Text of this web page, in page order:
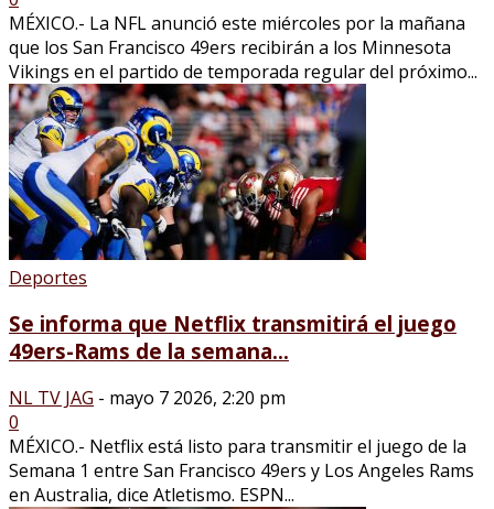
MÉXICO.- La NFL anunció este miércoles por la mañana
que los San Francisco 49ers recibirán a los Minnesota
Vikings en el partido de temporada regular del próximo...
Deportes
Se informa que Netflix transmitirá el juego
49ers-Rams de la semana...
NL TV JAG - mayo 7 2026, 2:20 pm
0
MÉXICO.- Netflix está listo para transmitir el juego de la
Semana 1 entre San Francisco 49ers y Los Angeles Rams
en Australia, dice Atletismo. ESPN...